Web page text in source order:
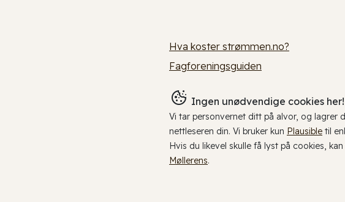
Hva koster strømmen.no?
Fagforeningsguiden
Ingen unødvendige cookies her!
Vi tar personvernet ditt på alvor, og lagrer
nettleseren din. Vi bruker kun Plausible til
Hvis du likevel skulle få lyst på cookies,
Møllerens.